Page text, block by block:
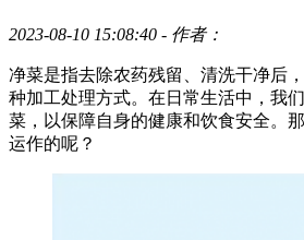
2023-08-10 15:08:40 - 作者：
净菜是指去除农药残留、清洗干净后
种加工处理方式。在日常生活中，我
菜，以保障自身的健康和饮食安全。
运作的呢？